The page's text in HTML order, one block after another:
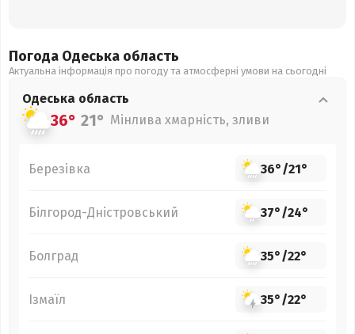
Погода Одеська область
Актуальна інформація про погоду та атмосферні умови на сьогодні
Одеська область
36° 21° Мінлива хмарність, зливи
Березівка 36°/21°
Білгород-Дністровський 37°/24°
Болград 35°/22°
Ізмаїл 35°/22°